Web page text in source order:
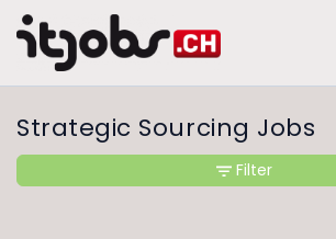
Strategic Sourcing Jobs
Filter